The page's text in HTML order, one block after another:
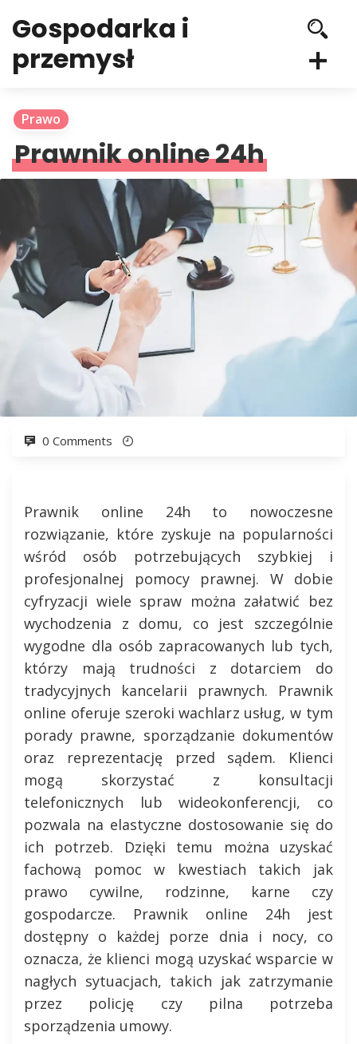
Gospodarka i
przemysł
Prawo
Prawnik online 24h
0 Comments
Prawnik online 24h to nowoczesne
rozwiązanie, które zyskuje na popularności
wśród osób potrzebujących szybkiej i
profesjonalnej pomocy prawnej. W dobie
cyfryzacji wiele spraw można załatwić bez
wychodzenia z domu, co jest szczególnie
wygodne dla osób zapracowanych lub tych,
którzy mają trudności z dotarciem do
tradycyjnych kancelarii prawnych. Prawnik
online oferuje szeroki wachlarz usług, w tym
porady prawne, sporządzanie dokumentów
oraz reprezentację przed sądem. Klienci
mogą skorzystać z konsultacji
telefonicznych lub wideokonferencji, co
pozwala na elastyczne dostosowanie się do
ich potrzeb. Dzięki temu można uzyskać
fachową pomoc w kwestiach takich jak
prawo cywilne, rodzinne, karne czy
gospodarcze. Prawnik online 24h jest
dostępny o każdej porze dnia i nocy, co
oznacza, że klienci mogą uzyskać wsparcie w
nagłych sytuacjach, takich jak zatrzymanie
przez policję czy pilna potrzeba
sporządzenia umowy.